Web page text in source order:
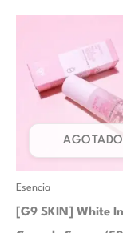
AGOTADO
Esencia
[G9 SKIN] White